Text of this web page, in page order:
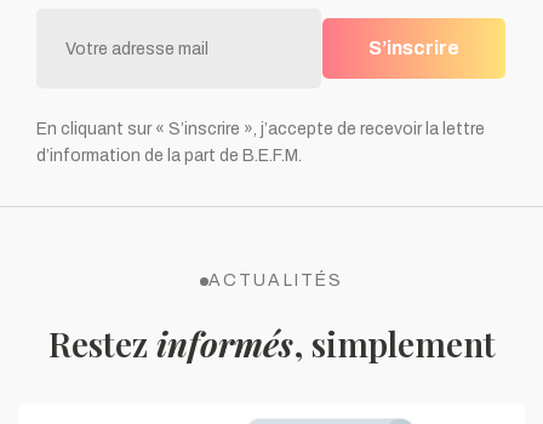
S’inscrire
En cliquant sur « S’inscrire », j’accepte de recevoir la lettre
d’information de la part de B.E.F.M.
ACTUALITÉS
Restez informés, simplement